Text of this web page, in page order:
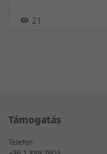
Schmidt Tibor
21
Támogatás
Telefon